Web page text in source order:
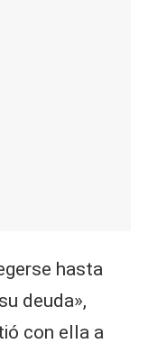
hasta
deuda»,
con ella a